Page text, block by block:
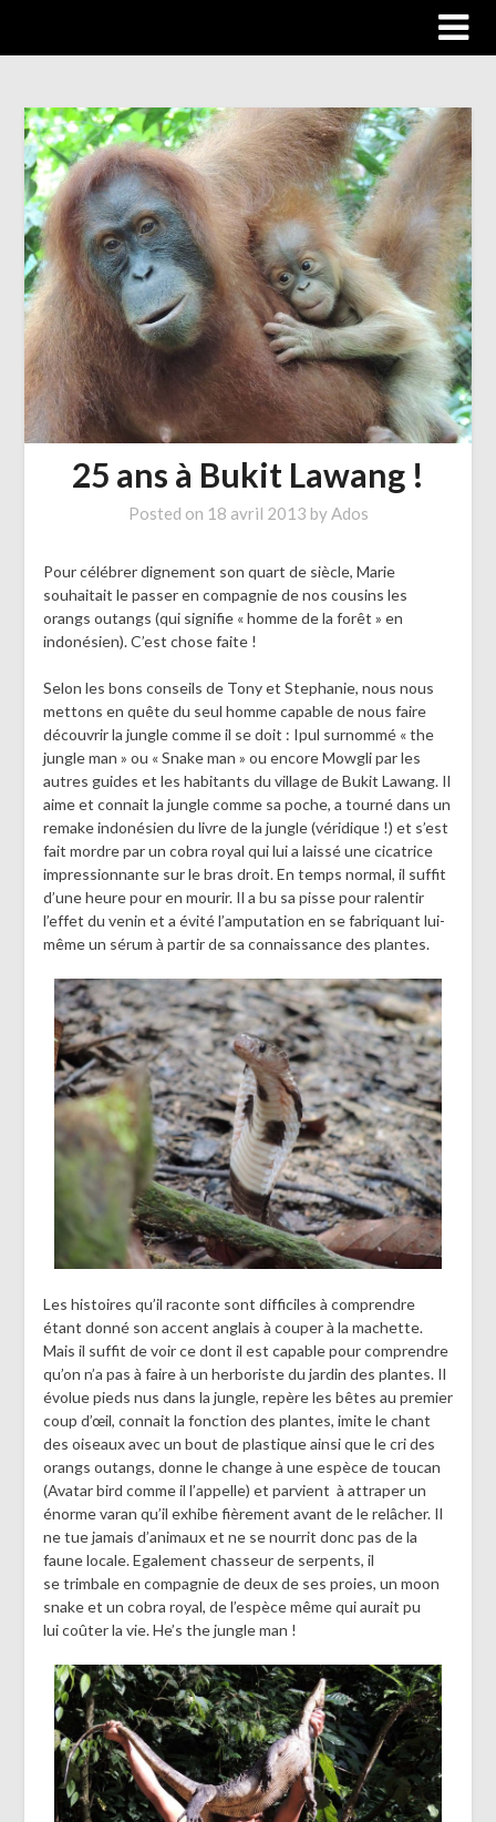
25 ans à Bukit Lawang !
Posted on 18 avril 2013 byAdos
Pour célébrer dignement son quart de siècle, Marie
souhaitait le passer en compagnie de nos cousins les
orangs outangs (qui signifie « homme de la forêt » en
indonésien). C’est chose faite !
Selon les bons conseils de Tony et Stephanie, nous nous
mettons en quête du seul homme capable de nous faire
découvrir la jungle comme il se doit : Ipul surnommé « the
jungle man » ou « Snake man » ou encore Mowgli par les
autres guides et les habitants du village de Bukit Lawang. Il
aime et connait la jungle comme sa poche, a tourné dans un
remake indonésien du livre de la jungle (véridique !) et s’est
fait mordre par un cobra royal qui lui a laissé une cicatrice
impressionnante sur le bras droit. En temps normal, il suffit
d’une heure pour en mourir. Il a bu sa pisse pour ralentir
l’effet du venin et a évité l’amputation en se fabriquant lui-
même un sérum à partir de sa connaissance des plantes.
Les histoires qu’il raconte sont difficiles à comprendre
étant donné son accent anglais à couper à la machette.
Mais il suffit de voir ce dont il est capable pour comprendre
qu’on n’a pas à faire à un herboriste du jardin des plantes. Il
évolue pieds nus dans la jungle, repère les bêtes au premier
coup d’œil, connait la fonction des plantes, imite le chant
des oiseaux avec un bout de plastique ainsi que le cri des
orangs outangs, donne le change à une espèce de toucan
(Avatar bird comme il l’appelle) et parvient à attraper un
énorme varan qu’il exhibe fièrement avant de le relâcher. Il
ne tue jamais d’animaux et ne se nourrit donc pas de la
faune locale. Egalement chasseur de serpents, il
se trimbale en compagnie de deux de ses proies, un moon
snake et un cobra royal, de l’espèce même qui aurait pu
lui coûter la vie. He’s the jungle man !